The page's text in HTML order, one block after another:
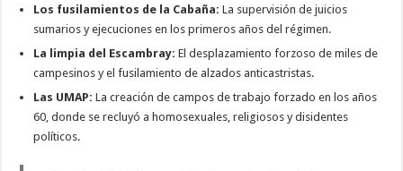
Los fusilamientos de la Cabaña: La supervisión de juicios
sumarios y ejecuciones en los primeros años del régimen.
La limpia del Escambray: El desplazamiento forzoso de miles de
campesinos y el fusilamiento de alzados anticastristas.
Las UMAP: La creación de campos de trabajo forzado en los años
60, donde se recluyó a homosexuales, religiosos y disidentes
políticos.